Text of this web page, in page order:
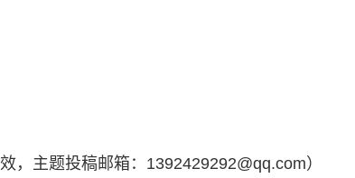
，主题投稿邮箱：1392429292@qq.com）